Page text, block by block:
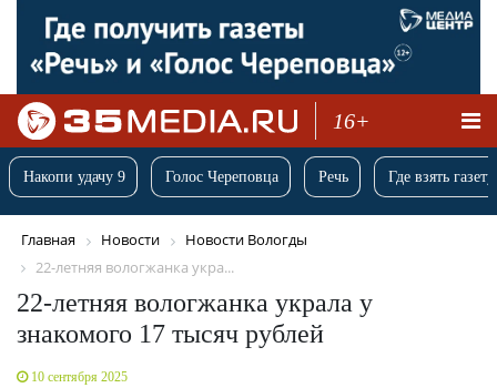
16+
Накопи удачу 9 Голос Череповца Речь Где взять
Главная Новости
Новости Вологды
22-летняя вологжанка укра...
22-летняя вологжанка украла у
знакомого 17 тысяч рублей
10 сентября 2025